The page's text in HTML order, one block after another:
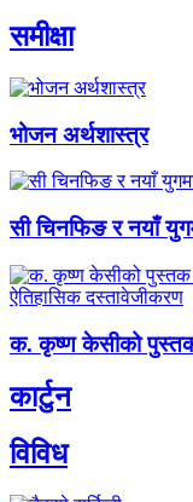
समीक्षा
भोजन अर्थशास्त्र
सी चिनफिङ र नयाँ
क. कृष्ण केसीको पुस्तक
कार्टुन
विविध